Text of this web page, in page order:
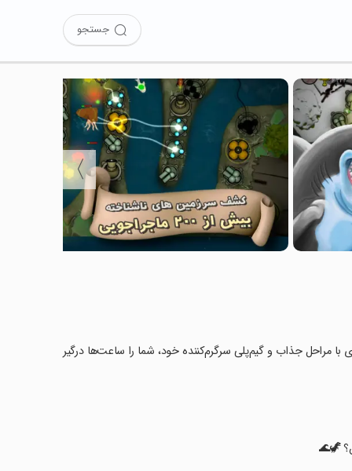
جستجو
〉
مراحل جذاب و گیم‌پلی سرگرم‌کننده خود، شما را ساعت‌ها درگیر
🦖🌊